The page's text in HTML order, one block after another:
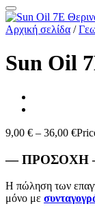
Αρχική σελίδα /
Sun Oil
9,00 € – 36,00 €
— ΠΡΟΣΟΧΗ
Η πώληση των
μόνο με